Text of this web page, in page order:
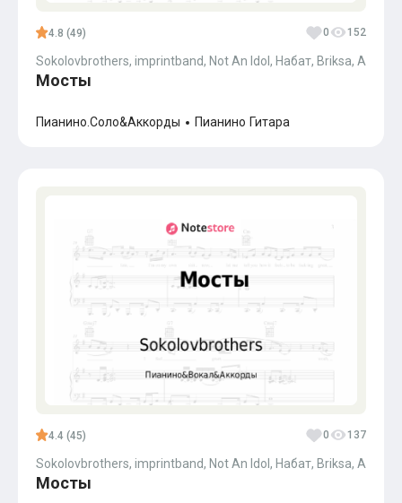
4.8 (49) 0 152
Sokolovbrothers, imprintband, Not An Idol, Набат, Briksa, Andrei
Мосты
Пианино.Соло&Аккорды Пианино Гитара
4.4 (45) 0 137
Sokolovbrothers, imprintband, Not An Idol, Набат, Briksa, Andrei
Мосты